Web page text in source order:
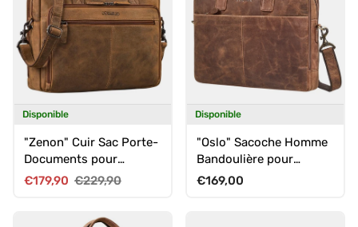
Disponible
"Zenon" Cuir Sac Porte-
Documents pour
Ordinateur Portable 15.6
Prix soldé
€179,90 Prix habituel
€229,90
Disponible
"Oslo" Sacoche Homme
Bandoulière pour
Ordinateur 18 Pouches
Prix habituel
€169,00